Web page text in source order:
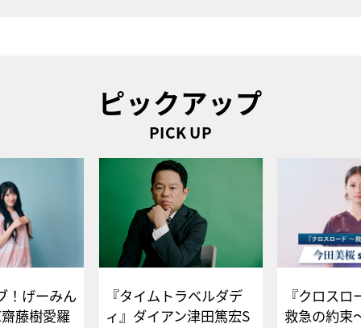
ピックアップ
PICK UP
！げーみん
藤樹愛羅
『タイムトラベルダデ
ィ』ダイアン津田篤宏S
『クロス
救急の約束